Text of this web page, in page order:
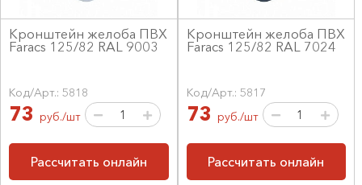
Кронштейн желоба ПВХ
Faracs 125/82 RAL 9003
Код/Арт.: 5818
73 руб./шт
Рассчитать онлайн
Кронштейн желоба ПВХ
Faracs 125/82 RAL 7024
Код/Арт.: 5817
73 руб./шт
Рассчитать онлайн